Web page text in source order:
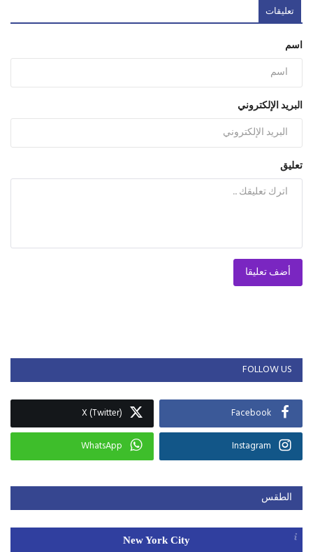
تعليقات
اسم
البريد الإلكتروني
تعليق
أضف تعليقا
FOLLOW US
Facebook
X (Twitter)
Instagram
WhatsApp
الطقس
New York City